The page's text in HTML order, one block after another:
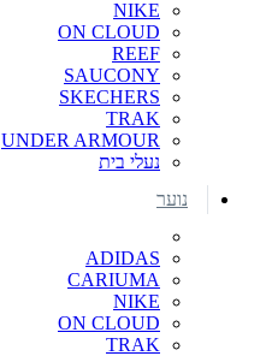
NIKE
ON CLOUD
REEF
SAUCONY
SKECHERS
TRAK
UNDER ARMOUR
נעלי בית
נוער
ADIDAS
CARIUMA
NIKE
ON CLOUD
TRAK